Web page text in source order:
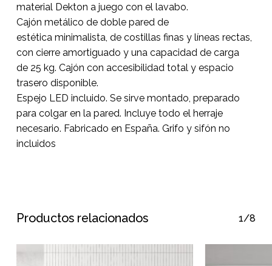
material Dekton a juego con el lavabo.
Cajón metálico de doble pared de
estética minimalista, de costillas finas y líneas rectas,
con cierre amortiguado y una capacidad de carga
de 25 kg. Cajón con accesibilidad total y espacio
trasero disponible.
Espejo LED incluido. Se sirve montado, preparado
para colgar en la pared. Incluye todo el herraje
necesario. Fabricado en España. Grifo y sifón no
incluidos
Productos relacionados 1/8